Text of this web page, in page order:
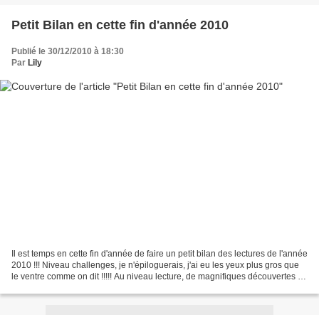
Petit Bilan en cette fin d'année 2010
Publié le 30/12/2010 à 18:30
Par Lily
Il est temps en cette fin d'année de faire un petit bilan des lectures de l'année
2010 !!! Niveau challenges, je n'épiloguerais, j'ai eu les yeux plus gros que
le ventre comme on dit !!!!! Au niveau lecture, de magnifiques découvertes : -